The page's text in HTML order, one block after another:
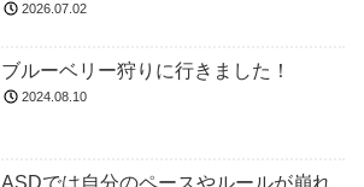
2026.07.02
ブルーベリー狩りに行きました！
2024.08.10